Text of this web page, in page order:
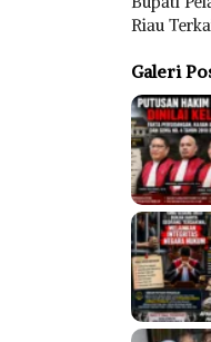
Riau
Galeri